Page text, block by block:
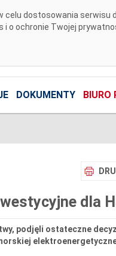
dostosowania serwisu
i o ochronie Twojej
DOKUMENTY BIURO
dla
podjęli ostateczne